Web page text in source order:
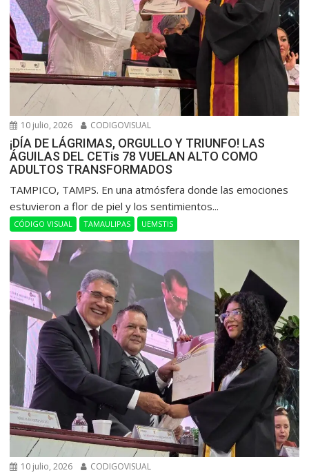
10 julio, 2026 CODIGOVISUAL
¡DÍA DE LÁGRIMAS, ORGULLO Y TRIUNFO! LAS
ÁGUILAS DEL CETis 78 VUELAN ALTO COMO
ADULTOS TRANSFORMADOS
​TAMPICO, TAMPS. En una atmósfera donde las emociones
estuvieron a flor de piel y los sentimientos...
CÓDIGO VISUAL TAMAULIPAS UEMSTIS
10 julio, 2026 CODIGOVISUAL